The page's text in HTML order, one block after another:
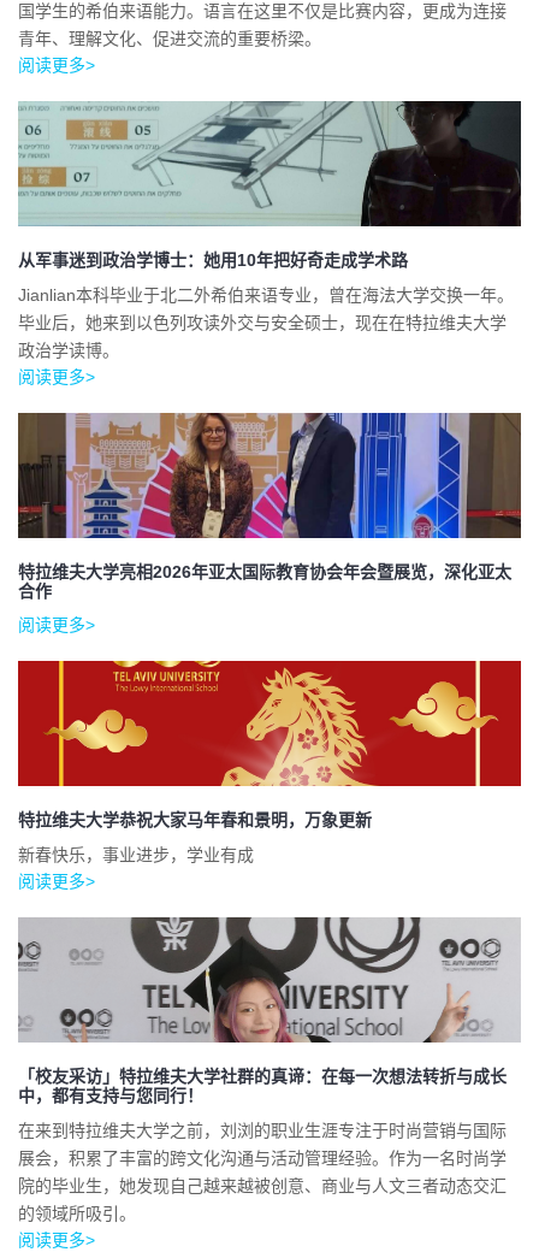
国学生的希伯来语能力。语言在这里不仅是比赛内容，更成为连接
青年、理解文化、促进交流的重要桥梁。
阅读更多>
从军事迷到政治学博士：她用10年把好奇走成学术路
Jianlian本科毕业于北二外希伯来语专业，曾在海法大学交换一年。
毕业后，她来到以色列攻读外交与安全硕士，现在在特拉维夫大学
政治学读博。
阅读更多>
特拉维夫大学亮相2026年亚太国际教育协会年会暨展览，深化亚太
合作
阅读更多>
特拉维夫大学恭祝大家马年春和景明，万象更新
新春快乐，事业进步，学业有成
阅读更多>
「校友采访」特拉维夫大学社群的真谛：在每一次想法转折与成长
中，都有支持与您同行！
在来到特拉维夫大学之前，刘浏的职业生涯专注于时尚营销与国际
展会，积累了丰富的跨文化沟通与活动管理经验。作为一名时尚学
院的毕业生，她发现自己越来越被创意、商业与人文三者动态交汇
的领域所吸引。
阅读更多>